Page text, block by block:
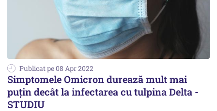
Publicat pe 08 Apr 2022
Simptomele Omicron durează mult mai
puțin decât la infectarea cu tulpina Delta -
STUDIU